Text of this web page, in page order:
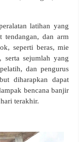
latihan yang
tendangan, dan arm
seperti beras, mie
sejumlah yang
dan pengurus
diharapkan dapat
bencana banjir
terakhir.